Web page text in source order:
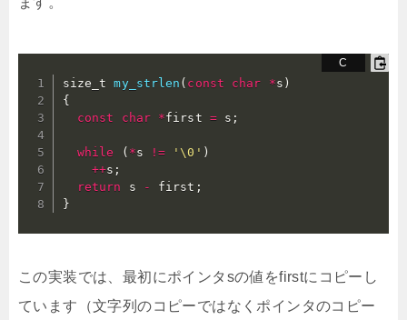
size_t my_strlen ( const char *s )
{
const
char *first = s ;
while ( *s != '\0' )
++s ;
return
s - first ;
}
この実装では、最初にポインタsの値をfirstにコピーし
ています（文字列のコピーではなくポインタのコピー